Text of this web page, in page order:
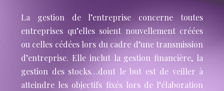
La gestion de l’entreprise concerne toutes
entreprises qu’elles soient nouvellement créées
ou celles cédées lors du cadre d’une transmission
d’entreprise. Elle inclut la gestion financière, la
gestion des stocks…dont le but est de veiller à
atteindre les objectifs fixés lors de l’élaboration